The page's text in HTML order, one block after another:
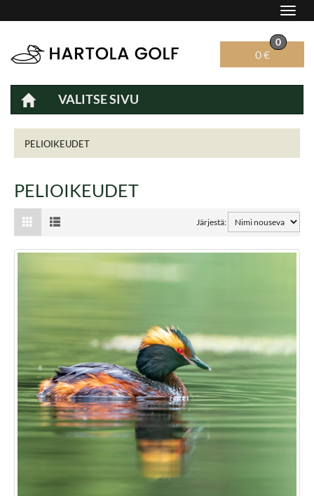
0 €
0
VALITSE SIVU
PELIOIKEUDET
PELIOIKEUDET
Järjestä: